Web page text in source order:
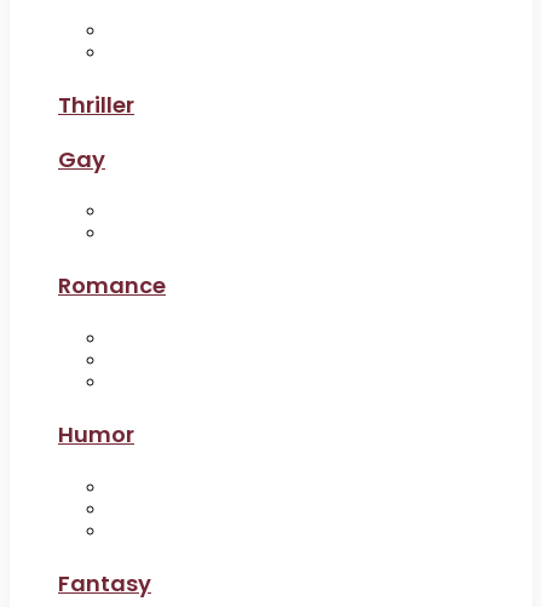
Thriller
Gay
Romance
Humor
Fantasy